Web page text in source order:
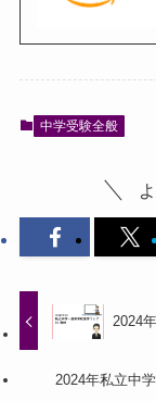
中学受験全般
2024
2024年私立中